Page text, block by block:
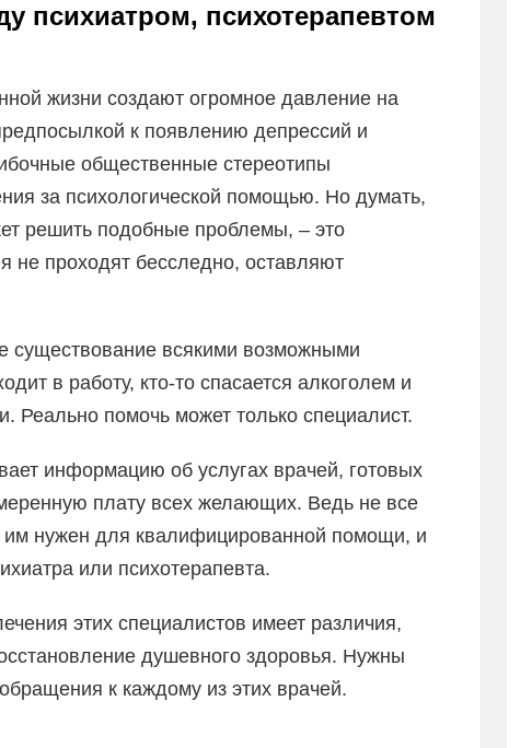
психиатром, психотерапевтом
жизни создают огромное давление на
к появлению депрессий и
общественные стереотипы
за психологической помощью. Но думать,
решить подобные проблемы, – это
не проходят бесследно, оставляют
существование всякими возможными
в работу, кто-то спасается алкоголем и
Реально помочь может только специалист.
информацию об услугах врачей, готовых
плату всех желающих. Ведь не все
им нужен для квалифицированной помощи, и
или психотерапевта.
этих специалистов имеет различия,
душевного здоровья. Нужны
к каждому из этих врачей.